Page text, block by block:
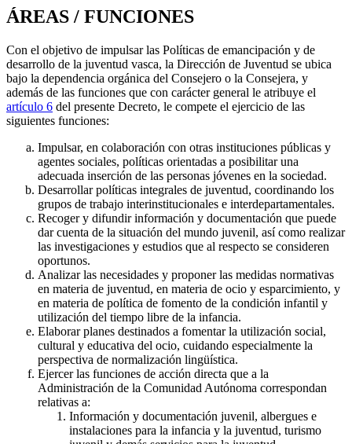
ÁREAS / FUNCIONES
Con el objetivo de impulsar las Políticas de emancipación y de
desarrollo de la juventud vasca, la Dirección de Juventud se ubica
bajo la dependencia orgánica del Consejero o la Consejera, y
además de las funciones que con carácter general le atribuye el
artículo 6 del presente Decreto, le compete el ejercicio de las
siguientes funciones:
Impulsar, en colaboración con otras instituciones públicas y
agentes sociales, políticas orientadas a posibilitar una
adecuada inserción de las personas jóvenes en la sociedad.
Desarrollar políticas integrales de juventud, coordinando los
grupos de trabajo interinstitucionales e interdepartamentales.
Recoger y difundir información y documentación que puede
dar cuenta de la situación del mundo juvenil, así como realizar
las investigaciones y estudios que al respecto se consideren
oportunos.
Analizar las necesidades y proponer las medidas normativas
en materia de juventud, en materia de ocio y esparcimiento, y
en materia de política de fomento de la condición infantil y
utilización del tiempo libre de la infancia.
Elaborar planes destinados a fomentar la utilización social,
cultural y educativa del ocio, cuidando especialmente la
perspectiva de normalización lingüística.
Ejercer las funciones de acción directa que a la
Administración de la Comunidad Autónoma correspondan
relativas a:
Información y documentación juvenil, albergues e
instalaciones para la infancia y la juventud, turismo